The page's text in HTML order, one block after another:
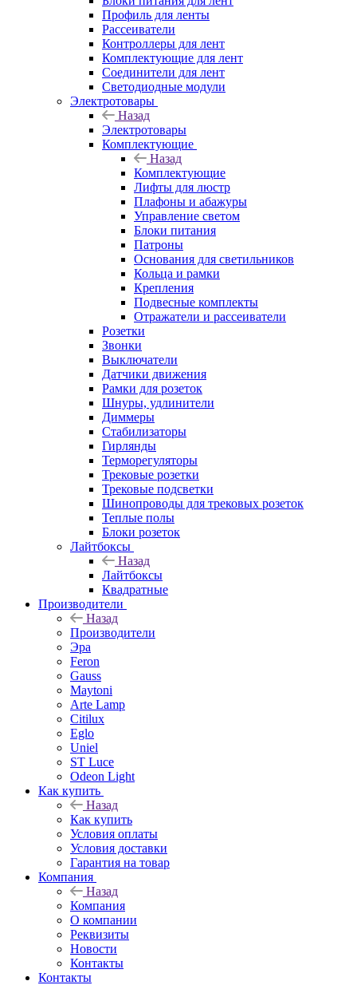
Профиль для ленты
Рассеиватели
Контроллеры для лент
Комплектующие для лент
Соединители для лент
Светодиодные модули
Электротовары
Назад
Электротовары
Комплектующие
Назад
Комплектующие
Лифты для люстр
Плафоны и абажуры
Управление светом
Блоки питания
Патроны
Основания для светильников
Кольца и рамки
Крепления
Подвесные комплекты
Отражатели и рассеиватели
Розетки
Звонки
Выключатели
Датчики движения
Рамки для розеток
Шнуры, удлинители
Диммеры
Стабилизаторы
Гирлянды
Терморегуляторы
Трековые розетки
Трековые подсветки
Шинопроводы для трековых розеток
Теплые полы
Блоки розеток
Лайтбоксы
Назад
Лайтбоксы
Квадратные
Производители
Назад
Производители
Эра
Feron
Gauss
Maytoni
Arte Lamp
Citilux
Eglo
Uniel
ST Luce
Odeon Light
Как купить
Назад
Как купить
Условия оплаты
Условия доставки
Гарантия на товар
Компания
Назад
Компания
О компании
Реквизиты
Новости
Контакты
Контакты